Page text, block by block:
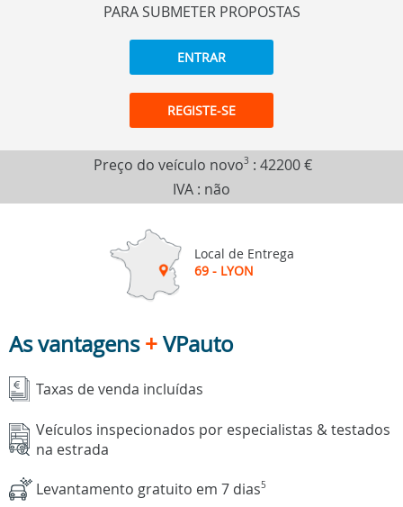
PARA SUBMETER PROPOSTAS
ENTRAR
REGISTE-SE
Preço do veículo novo3 : 42200 €
IVA : não
Local de Entrega
69 - LYON
As vantagens+VPauto
Taxas de venda incluídas
Veículos inspecionados por especialistas & testados
na estrada
Levantamento gratuito em 7 dias5